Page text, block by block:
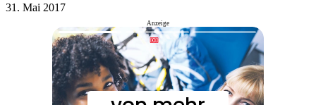
31. Mai 2017
Anzeige